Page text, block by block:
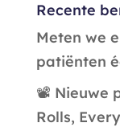
Recente
Meten we
patiënten
📽️ Nieuwe
Rolls,